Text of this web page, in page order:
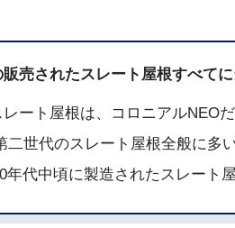
売されたスレート屋根すべて
ート屋根は、コロニアルNEO
世代のスレート屋根全般に多
年代中頃に製造されたスレート